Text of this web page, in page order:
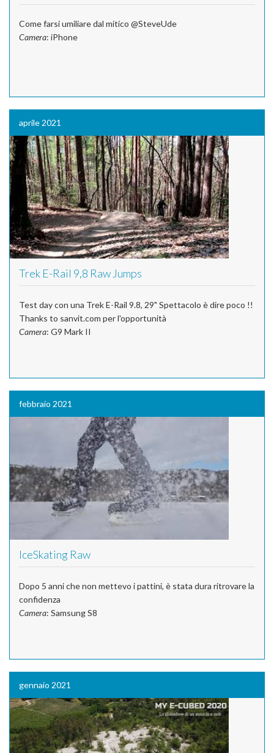
Come farsi umiliare dal mitico @SteveUde
Camera: iPhone
aprile 2021
Trek E-Rail 9,8 Raw Jumps
Test day con una Trek E-Rail 9.8, 29" Spettacolo è dire poco !!
Thanks to sanvit.com per l'opportunità
Camera: G9 Mark II
febbraio 2021
IceSkating Raw
Dopo 5 anni che non mettevo i pattini, è stata dura ritrovare la
confidenza
Camera: Samsung S8
gennaio 2021